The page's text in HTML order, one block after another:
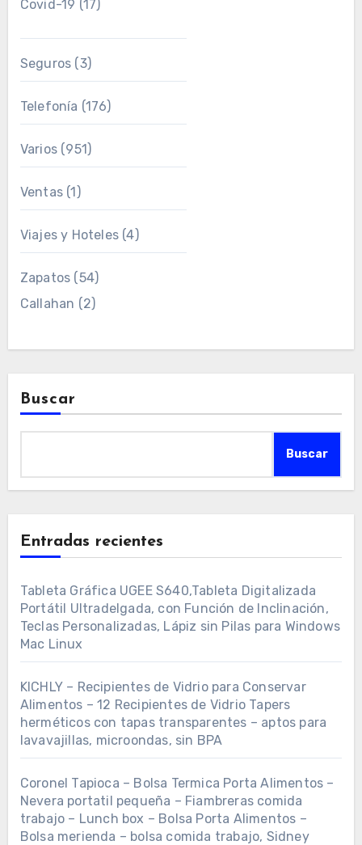
Covid-19 (17)
Seguros (3)
Telefonía (176)
Varios(951)
Ventas(1)
Viajes y Hoteles(4)
Zapatos (54)
Callahan (2)
Buscar
Buscar
Entradas recientes
Tableta Gráfica UGEE S640,Tableta Digitalizada
Portátil Ultradelgada, con Función de Inclinación,
Teclas Personalizadas, Lápiz sin Pilas para Windows
Mac Linux
KICHLY – Recipientes de Vidrio para Conservar
Alimentos – 12 Recipientes de Vidrio Tapers
herméticos con tapas transparentes – aptos para
lavavajillas, microondas, sin BPA
Coronel Tapioca – Bolsa Termica Porta Alimentos –
Nevera portatil pequeña – Fiambreras comida
trabajo – Lunch box – Bolsa Porta Alimentos –
Bolsa merienda – bolsa comida trabajo, Sidney